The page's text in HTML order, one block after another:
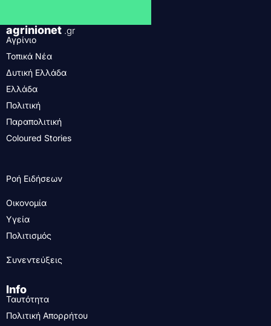
agrinionet .gr
Αγρίνιο
Τοπικά Νέα
Δυτική Ελλάδα
Ελλάδα
Πολιτική
Παραπολιτική
Coloured Stories
Ροή Ειδήσεων
Οικονομία
Υγεία
Πολιτισμός
Συνεντεύξεις
Info
Ταυτότητα
Πολιτική Απορρήτου